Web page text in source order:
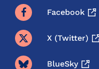
Facebook
X (twitter)
BlueSky